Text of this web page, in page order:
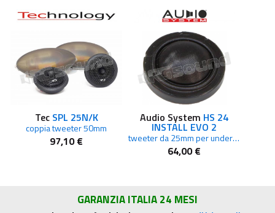
Tec SPL 25N/K
coppia tweeter 50mm
97,10 €
Audio System HS 24
INSTALL EVO 2
tweeter da 25mm per under mounting
64,00 €
GARANZIA ITALIA 24 MESI